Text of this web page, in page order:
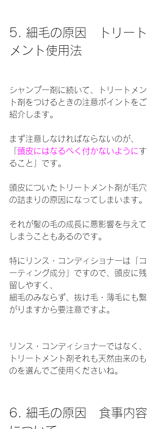
5. 細毛の原因　トリート
メント使用法
シャンプー剤に続いて、トリートメン
ト剤をつけるときの注意ポイントをご
紹介します。
まず注意しなければならないのが、
頭皮にはなるべく付かないようにす
ること」です。
頭皮についたトリートメント剤が毛穴
の詰まりの原因になってしまいます。
それが髪の毛の成長に悪影響を与えて
しまうこともあるのです。
特にリンス・コンディショナーは「コ
ーティング成分」ですので、頭皮に残
留しやすく、
細毛のみならず、抜け毛・薄毛にも繋
がりますから要注意ですよ。
リンス・コンディショナーではなく、
トリートメント剤それも天然由来のも
のを選んでご使用くださいね。
6. 細毛の原因　食事内容